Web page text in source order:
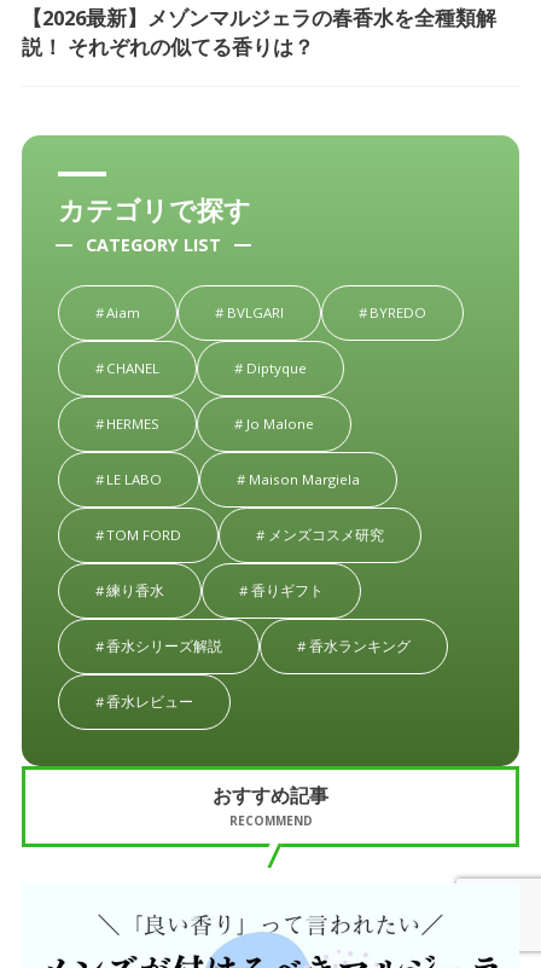
【2026最新】メゾンマルジェラの春香水を全種類解
説！ それぞれの似てる香りは？
カテゴリで探す
CATEGORY LIST
Aiam BVLGARI BYREDO
CHANEL Diptyque
HERMES Jo Malone
LE LABO Maison Margiela
TOM FORD メンズコスメ研究
練り香水 香りギフト
香水シリーズ解説 香水ランキング
香水レビュー
おすすめ記事
RECOMMEND